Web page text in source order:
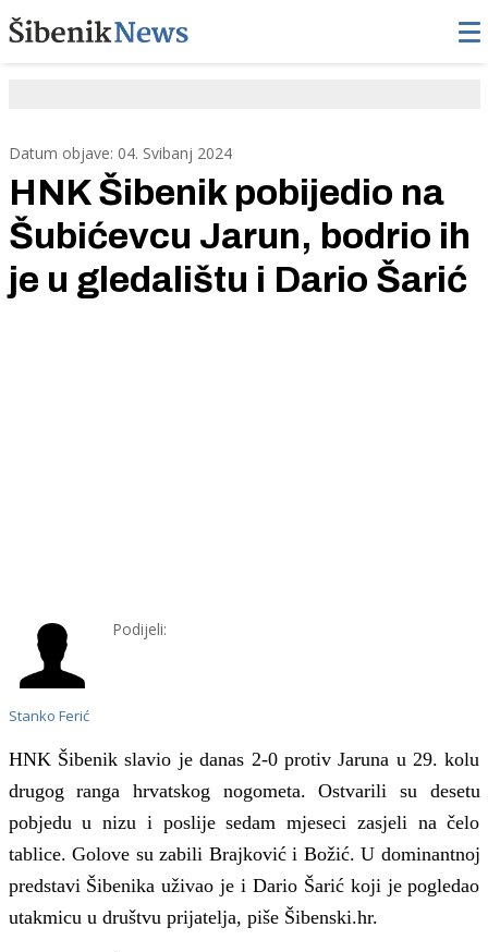
Datum objave: 04. Svibanj 2024
HNK Šibenik pobijedio na
Šubićevcu Jarun, bodrio ih
je u gledalištu i Dario Šarić
Stanko Ferić
Podijeli:
HNK Šibenik slavio je danas 2-0 protiv Jaruna u 29. kolu
drugog ranga hrvatskog nogometa.Ostvarili su desetu
pobjedu u nizu i poslije sedam mjeseci zasjeli na čelo
tablice. Golove su zabili Brajković i Božić. U dominantnoj
predstavi Šibenika uživao je i Dario Šarić koji je pogledao
utakmicu u društvu prijatelja, piše Šibenski.hr.